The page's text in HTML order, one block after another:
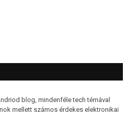
blog, mindenféle tech témával
mellett számos érdekes elektronikai